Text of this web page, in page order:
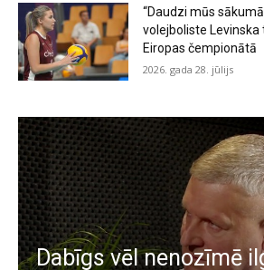
“Daudzi mūs
volejboliste
Eiropas čempionātā
2026. gada 28. jūlijs
Dabīgs vēl nenozīmē